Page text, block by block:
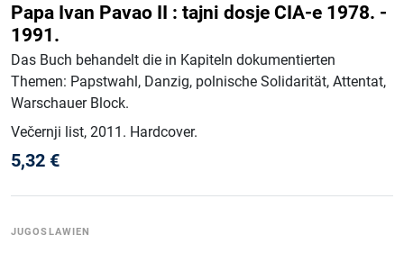
Papa Ivan Pavao II : tajni dosje CIA-e 1978. -
1991.
Das Buch behandelt die in Kapiteln dokumentierten
Themen: Papstwahl, Danzig, polnische Solidarität, Attentat,
Warschauer Block.
Večernji list, 2011 . Hardcover.
5,32 €
JUGOSLAWIEN